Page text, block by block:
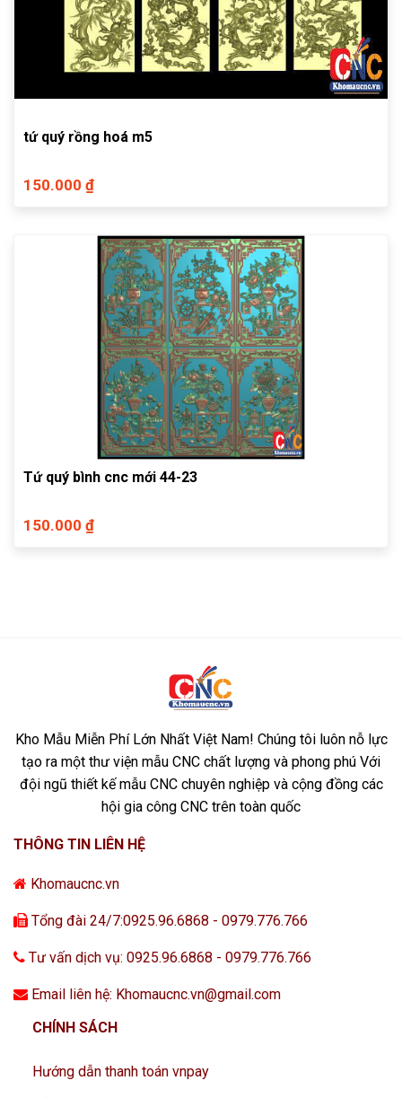
tứ quý rồng hoá m5
150.000 ₫
Tứ quý bình cnc mới 44-23
150.000 ₫
Kho Mẫu Miễn Phí Lớn Nhất Việt Nam! Chúng tôi luôn nỗ lực
tạo ra một thư viện mẫu CNC chất lượng và phong phú Với
đội ngũ thiết kế mẫu CNC chuyên nghiệp và cộng đồng các
hội gia công CNC trên toàn quốc
THÔNG TIN LIÊN HỆ
Khomaucnc.vn
Tổng đài 24/7:0925.96.6868 - 0979.776.766
Tư vấn dịch vụ: 0925.96.6868 - 0979.776.766
Email liên hệ: Khomaucnc.vn@gmail.com
CHÍNH SÁCH
Hướng dẫn thanh toán vnpay